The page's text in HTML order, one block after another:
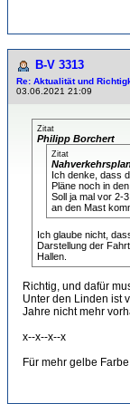
B-V 3313
Re: Aktualität und
03.06.2021 21:09
Zitat
Philipp Borchert
Zitat
Ich denke, dass
Pläne noch in
Soll ja mal vor 2-
an den Mast
Ich glaube nicht,
Darstellung der
Hallen.
Richtig, und dafür
Unter den Linden ist
Jahre nicht mehr
x--x--x--x
Für mehr gelbe